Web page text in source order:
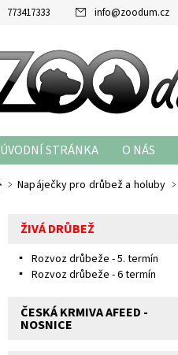
773417333 info@zoodum.cz
ÚVODNÍ STRÁNKA O NÁS
Napáječky pro drůbež a holuby
ŽIVÁ DRŮBEŽ
Rozvoz drůbeže - 5. termín
Rozvoz drůbeže - 6 termín
ČESKÁ KRMIVA AFEED -
NOSNICE